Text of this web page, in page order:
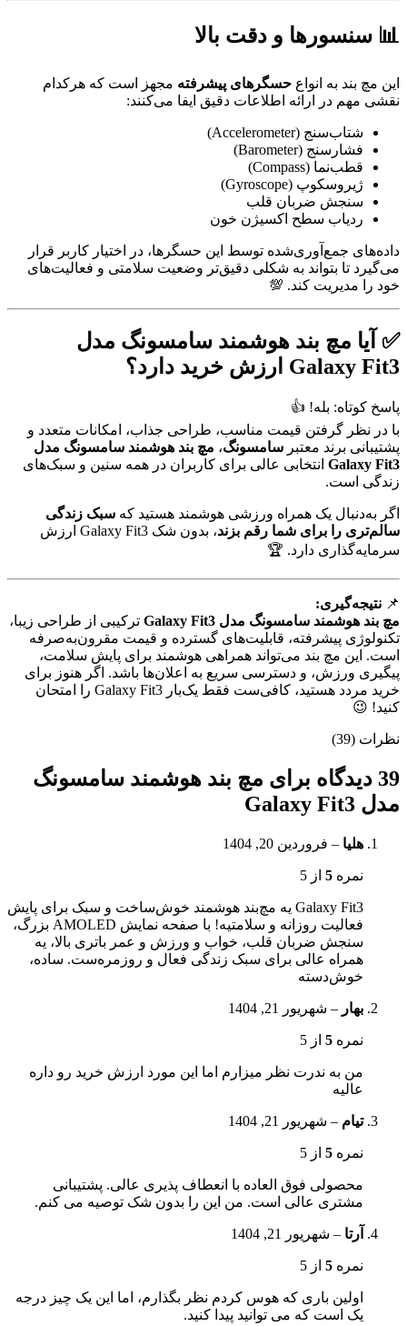
📊 سنسورها و دقت بالا
این مچ بند به انواع حسگرهای پیشرفته مجهز است که هرکدام
نقشی مهم در ارائه اطلاعات دقیق ایفا می‌کنند:
شتاب‌سنج (Accelerometer)
فشارسنج (Barometer)
قطب‌نما (Compass)
ژیروسکوپ (Gyroscope)
سنجش ضربان قلب
ردیاب سطح اکسیژن خون
داده‌های جمع‌آوری‌شده توسط این حسگرها، در اختیار کاربر قرار
می‌گیرد تا بتواند به شکلی دقیق‌تر وضعیت سلامتی و فعالیت‌های
خود را مدیریت کند. 💯
✅ آیا مچ بند هوشمند سامسونگ مدل
Galaxy Fit3 ارزش خرید دارد؟
پاسخ کوتاه: بله! 👍
با در نظر گرفتن قیمت مناسب، طراحی جذاب، امکانات متعدد و
پشتیبانی برند معتبر سامسونگ، مچ بند هوشمند سامسونگ مدل
Galaxy Fit3 انتخابی عالی برای کاربران در همه سنین و سبک‌های
زندگی است.
اگر به‌دنبال یک همراه ورزشی هوشمند هستید که سبک زندگی
سالم‌تری را برای شما رقم بزند
، بدون شک Galaxy Fit3 ارزش
سرمایه‌گذاری دارد. 🏆
📌 نتیجه‌گیری:
مچ بند هوشمند سامسونگ مدل Galaxy Fit3
ترکیبی از طراحی زیبا،
تکنولوژی پیشرفته، قابلیت‌های گسترده و قیمت مقرون‌به‌صرفه
است. این مچ بند می‌تواند همراهی هوشمند برای پایش سلامت،
پیگیری ورزش، و دسترسی سریع به اعلان‌ها باشد. اگر هنوز برای
خرید مردد هستید، کافی‌ست فقط یک‌بار Galaxy Fit3 را امتحان
کنید! 😉
نظرات (39)
39 دیدگاه برای
مچ بند هوشمند سامسونگ
مدل Galaxy Fit3
هلیا – فروردین 20, 1404
نمره 5 از 5
Galaxy Fit3 یه مچ‌بند هوشمند خوش‌ساخت و سبک برای پایش
فعالیت‌ روزانه و سلامتیه! با صفحه نمایش AMOLED بزرگ،
سنجش ضربان قلب، خواب و ورزش و عمر باتری بالا، یه
همراه عالی برای سبک زندگی فعال و روزمره‌ست. ساده،
خوش‌دسته
بهار – شهریور 21, 1404
نمره 5 از 5
من به ندرت نظر میزارم اما این مورد ارزش خرید رو داره
عالیه
تیام – شهریور 21, 1404
نمره 5 از 5
محصولی فوق العاده با انعطاف پذیری عالی. پشتیبانی
مشتری عالی است. من این را بدون شک توصیه می کنم.
آرتا – شهریور 21, 1404
نمره 5 از 5
اولین باری که هوس کردم نظر بگذارم، اما این یک چیز درجه
یک است که می توانید پیدا کنید.